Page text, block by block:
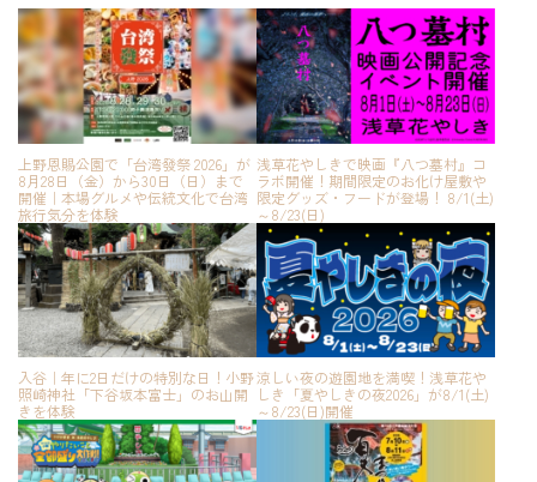
上野恩賜公園で「台湾發祭 2026」が
8月28日（金）から30日（日）まで
開催｜本場グルメや伝統文化で台湾
旅行気分を体験
浅草花やしきで映画『八つ墓村』コ
ラボ開催！期間限定のお化け屋敷や
限定グッズ・フードが登場！ 8/1(土)
～8/23(日)
入谷｜年に2日だけの特別な日！小野
照崎神社「下谷坂本富士」のお山開
きを体験
涼しい夜の遊園地を満喫！浅草花や
しき「夏やしきの夜2026」が8/1(土)
～8/23(日)開催